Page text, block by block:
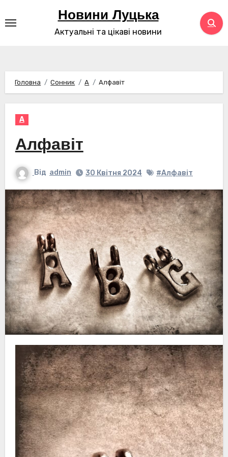
до
Новини Луцька
Актуальні та цікаві новини
Головна Сонник А Алфавіт
А
Алфавіт
Від admin 30 Квітня 2024 #Алфавіт